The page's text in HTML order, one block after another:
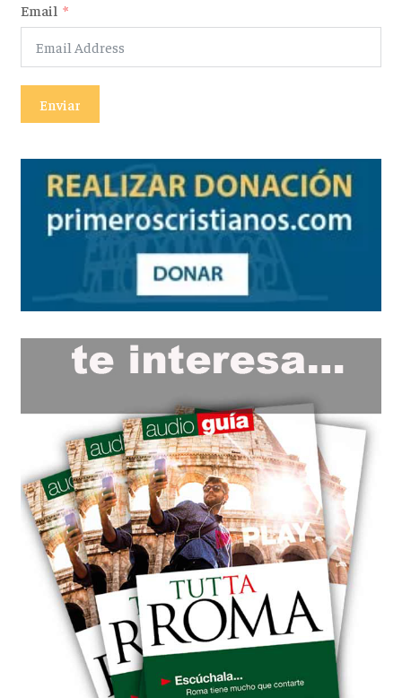
Email
Enviar